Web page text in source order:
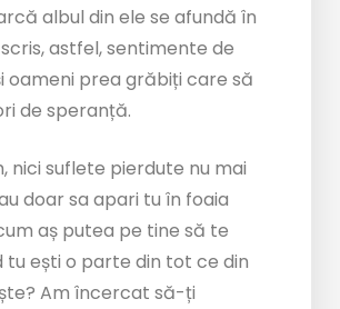
albul din ele se afundă în
astfel, sentimente de
oameni prea grăbiți care să
de speranță.
nici suflete pierdute nu mai
doar sa apari tu în foaia
aș putea pe tine să te
tu ești o parte din tot ce din
Am încercat să-ți